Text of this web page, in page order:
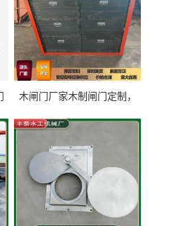
木闸门厂家木制闸门定制，
型号齐全